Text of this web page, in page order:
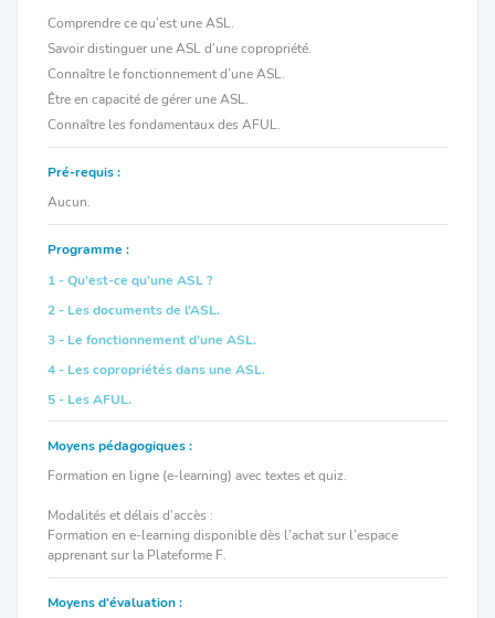
Comprendre ce qu’est une ASL.
Savoir distinguer une ASL d’une copropriété.
Connaître le fonctionnement d’une ASL.
Être en capacité de gérer une ASL.
Connaître les fondamentaux des AFUL.
Pré-requis :
Aucun.
Programme :
1 - Qu’est-ce qu’une ASL ?
2 - Les documents de l’ASL.
3 - Le fonctionnement d’une ASL.
4 - Les copropriétés dans une ASL.
5 - Les AFUL.
Moyens pédagogiques :
Formation en ligne (e-learning) avec textes et quiz.
Modalités et délais d’accès :
Formation en e-learning disponible dès l’achat sur l’espace
apprenant sur la Plateforme F.
Moyens d'évaluation :